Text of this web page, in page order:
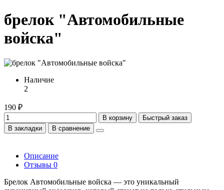
брелок "Автомобильные
войска"
Наличие
2
190 ₽
В корзину
Быстрый заказ
В закладки
В сравнение
Описание
Отзывы 0
Брелок Автомобильные войска — это уникальный